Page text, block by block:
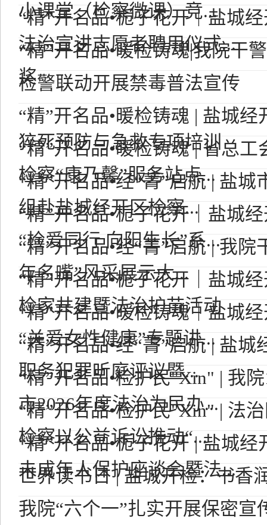
小课堂（检察微课）竞...
“精”开名品•栀子花开｜盐城
法治宣讲志愿者聘用仪式...
“精”开名品•暖检铸魂|我院干
奖
检警联动开展禁毒普法宣传
“精”开名品•暖检铸魂 | 盐城
猝死预防与急救专项培训
“精”开名品•暖检铸魂 | 省总
检察“康乃馨”服务站点...
“精”开名品•经“菁”启航 | 盐
组赴盐城经开区检察...
“精”开名品•栀子花开｜盐城
“检爱同行 向阳生长”系...
“精”开名品•经“菁”启航 | 我院
年名嘴”风采展示大...
“精”开名品•栀子花开｜盐城
检家共建暨法治护苗活动
“精”开名品•暖检铸魂｜盐城
“关爱女性健康”专题讲...
“精”开名品•经“菁”启航 | 盐
职务犯罪听庭评议暨...
“精”开名品•检护民"Xin" | 我
市2026年度法治为民办...
“精”开名品•检护民"Xin" | 法
检察以公益诉讼推动“...
“精”开名品•栀子花开 | 盐城
未成年人保护座谈会暨法...
世界读书日 | 盐城开检：书香
我院“六个一”扎实开展保密宣